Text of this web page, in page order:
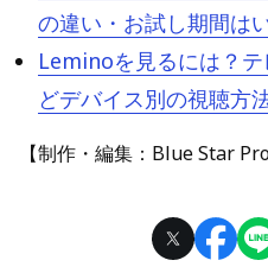
の違い・お試し期間は
Leminoを見るには？
どデバイス別の視聴方
【制作・編集：Blue Star